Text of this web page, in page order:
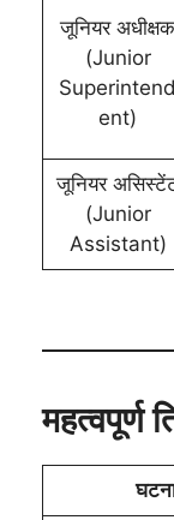
जूनियर अधीक्षक
(Junior
Superintend
ent)
जूनियर
(Junior
Assistant)
महत्वपूर्ण